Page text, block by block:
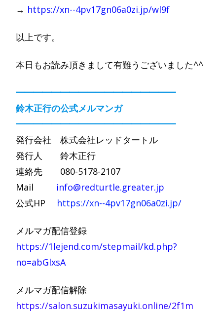
→ https://xn--4pv17gn06a0zi.jp/wl9f
以上です。
本日もお読み頂きまして有難うございました^^
━━━━━━━━━━━━━━━━━━
鈴木正行の公式メルマンガ
━━━━━━━━━━━━━━━━━━
発行会社 株式会社レッドタートル
発行人 鈴木正行
連絡先 080-5178-2107
Mail info@redturtle.greater.jp
公式HP https://xn--4pv17gn06a0zi.jp/
メルマガ配信登録
https://1lejend.com/stepmail/kd.php?
no=abGlxsA
メルマガ配信解除
https://salon.suzukimasayuki.online/2f1m